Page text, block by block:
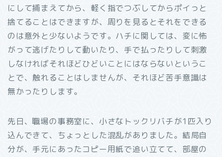
にして捕まえてから、軽く指でつぶしてからポイっと
捨てることはできますが、周りを見るとそれをできる
のは意外と少ないようです。ハチに関しては、変に怖
がって逃げたりして動いたり、手で払ったりして刺激
しなければそれほどひどいことにはならないというこ
とで、触れることはしませんが、それほど苦手意識は
無かったりします。
先日、職場の事務室に、小さなトックリバチが1匹入り
込んできて、ちょっとした混乱がありました。結局自
分が、手元にあったコピー用紙で追い立てて、部屋の